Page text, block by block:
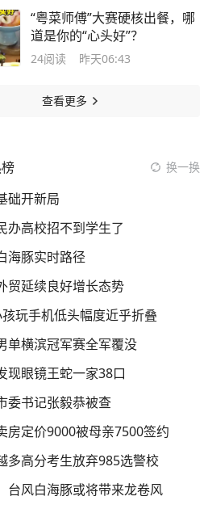
“粤菜师傅”大赛硬核出餐，哪
道是你的“心头好”？
24阅读 昨天06:43
查看更多
换一换
础开新局
办高校招不到学生了
海豚实时路径
贸延续良好增长态势
玩手机低头幅度近乎折叠
单横滨冠军赛全军覆没
现眼镜王蛇一家38口
委书记张毅恭被查
房定价9000被母亲7500签约
多高分考生放弃985选警校
台风白海豚或将带来龙卷风